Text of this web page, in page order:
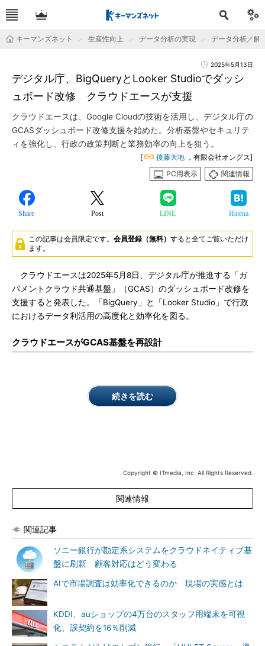
キーマンズネット 生産性向上 データ分析の実現 データ分析／解
2025年5月13日
デジタル庁、BigQueryとLooker Studioでダッシ
ュボード改修 クラウドエースが支援
クラウドエースは、Google Cloudの技術を活用し、デジタル庁の
GCASダッシュボード改修支援を始めた。分析基盤やセキュリテ
ィを強化し、行政の政策判断と業務効率の向上を狙う。
[ 後藤大地 ，有限会社オングス]
PC用表示
関連情報
Share Post LINE Hatena
この記事は会員限定です。 会員登録（無料） すると全てご覧いただけ
ます。
クラウドエースは2025年5月8日、デジタル庁が推進する「ガ
バメントクラウド共通基盤」（GCAS）のダッシュボード改修を
支援すると発表した。「BigQuery」と「Looker Studio」で行政
におけるデータ利活用の高度化と効率化を図る。
クラウドエースがGCAS基盤を再設計
続きを読む
Copyright © ITmedia, Inc. All Rights Reserved.
関連情報
関連記事
ソニー銀行が勘定系システムをクラウドネイティブ基
盤に刷新 顧客対応はどう変わる
AIで市場調査は効率化できるのか 現場の実感とは
KDDI、auショップの4万台のスタッフ用端末を可視
化、誤契約を16％削減